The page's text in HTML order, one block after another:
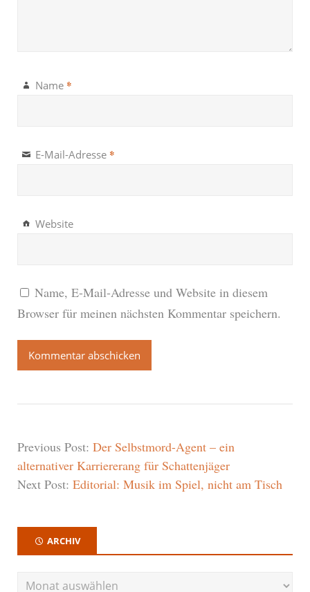
Name *
E-Mail-Adresse *
Website
Name, E-Mail-Adresse und Website in diesem
Browser für meinen nächsten Kommentar speichern.
Previous Post: Der Selbstmord-Agent – ein
alternativer Karriererang für Schattenjäger
Next Post: Editorial: Musik im Spiel, nicht am Tisch
ARCHIV